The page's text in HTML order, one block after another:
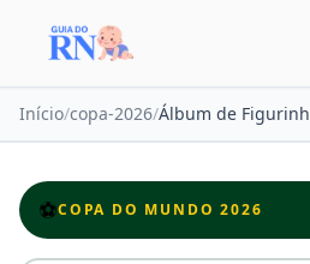
Início/copa-2026/
⚽COPA DO MUNDO 2026